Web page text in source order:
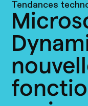
Tendances